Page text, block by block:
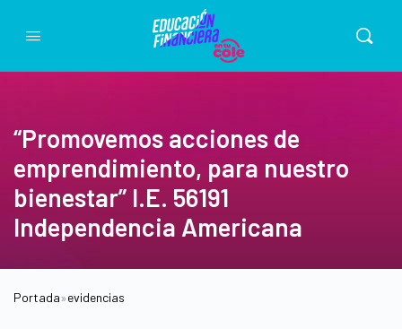
“Promovemos acciones de
emprendimiento, para nuestro
bienestar” I.E. 56191
Independencia Americana
Portada»evidencias